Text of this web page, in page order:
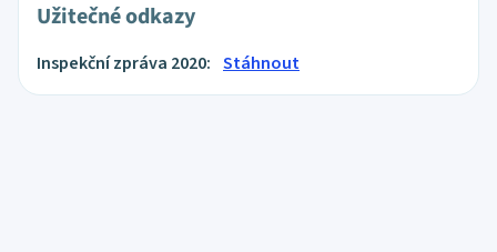
Užitečné odkazy
Inspekční zpráva 2020: Stáhnout